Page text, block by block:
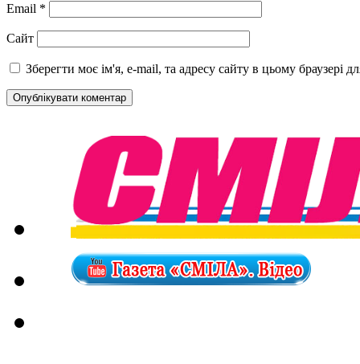
Email *
Сайт
Зберегти моє ім'я, e-mail, та адресу сайту в цьому браузері